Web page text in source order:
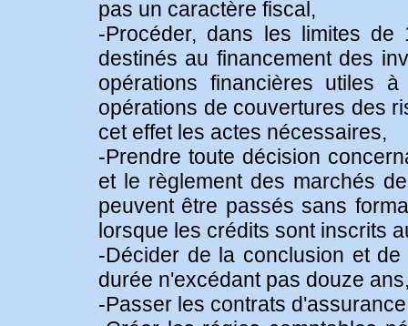
pas un caractère fiscal,
-Procéder, dans les limites
destinés au financement des
opérations financières utiles
opérations de couvertures des
cet effet les actes nécessaires,
-Prendre toute décision
et le règlement des marchés
peuvent être passés sans
lorsque les crédits sont inscrits
-Décider de la conclusion et
durée n'excédant pas douze
-Passer les contrats